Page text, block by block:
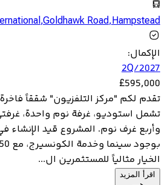
,Goldhawk Road,Hampstead
الإكمال:
2Q/2027
£595,000
تقدم لكم "مركز التلفزيون" شققاً
تشمل استوديو، غرفة نوم واحدة،
الخيار مثالياً للمستثمرين ال...
اقرأ المزيد